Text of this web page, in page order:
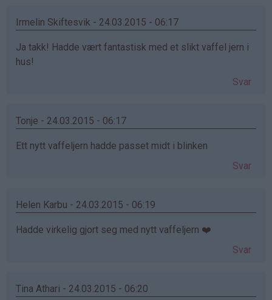
Irmelin Skiftesvik - 24.03.2015 - 06:17
Ja takk! Hadde vært fantastisk med et slikt vaffel jern i
hus!
Svar
Tonje - 24.03.2015 - 06:17
Ett nytt vaffeljern hadde passet midt i blinken
Svar
Helen Karbu - 24.03.2015 - 06:19
Hadde virkelig gjort seg med nytt vaffeljern ❤️
Svar
Tina Athari - 24.03.2015 - 06:20